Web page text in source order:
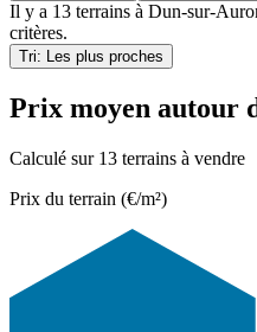
Il y a 13 terrains à Dun-sur-
critères.
Tri: Les plus proches
Prix moyen autour
Calculé sur 13 terrains à vendre
Prix du terrain (€/m²)